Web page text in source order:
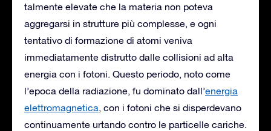
talmente elevate che la materia non poteva
aggregarsi in strutture più complesse, e ogni
tentativo di formazione di atomi veniva
immediatamente distrutto dalle collisioni ad alta
energia con i fotoni. Questo periodo, noto come
l’epoca della radiazione, fu dominato dall’energia
elettromagnetica, con i fotoni che si disperdevano
continuamente urtando contro le particelle cariche.